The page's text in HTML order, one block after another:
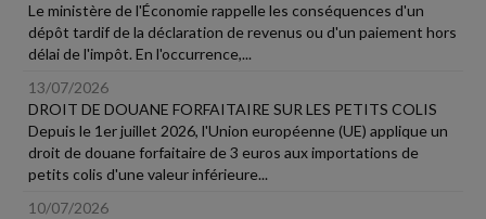
Le ministère de l'Économie rappelle les conséquences d'un
dépôt tardif de la déclaration de revenus ou d'un paiement hors
délai de l'impôt. En l'occurrence,...
13/07/2026
DROIT DE DOUANE FORFAITAIRE SUR LES PETITS COLIS
Depuis le 1er juillet 2026, l'Union européenne (UE) applique un
droit de douane forfaitaire de 3 euros aux importations de
petits colis d'une valeur inférieure...
10/07/2026